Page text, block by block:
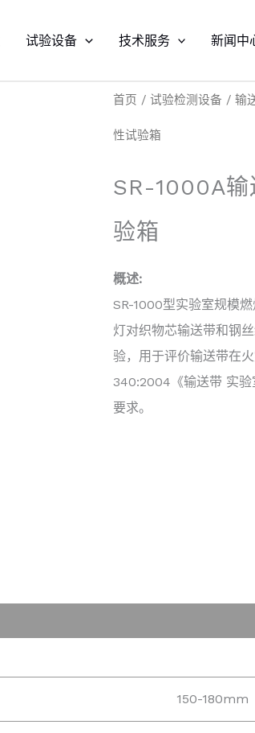
试验设备 技术服务 新闻中
首页 / 试验检测设备 / 输
性试验箱
SR-1000A输
验箱
概述:
SR-1000型实验室规模
灯对织物芯输送带和钢
验，用于评价输送带在
340:2004《输送带 实验
要求。
150-180mm